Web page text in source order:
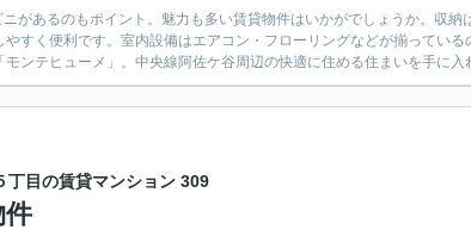
があるのもポイント。魅力も多い賃貸物件はいかがでしょうか。収納
すく便利です。室内設備はエアコン・フローリングなどが揃っている
ンテヒューメ」。中央線阿佐ケ谷周辺の快適に住める住まいを手に入
丁目の賃貸マンション 309
件